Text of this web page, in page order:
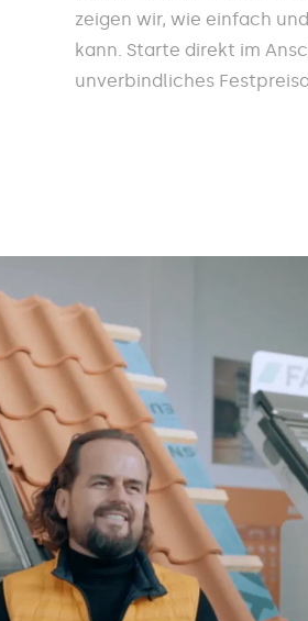
zeigen wir, wie einfach
kann. Starte direkt im
unverbindliches